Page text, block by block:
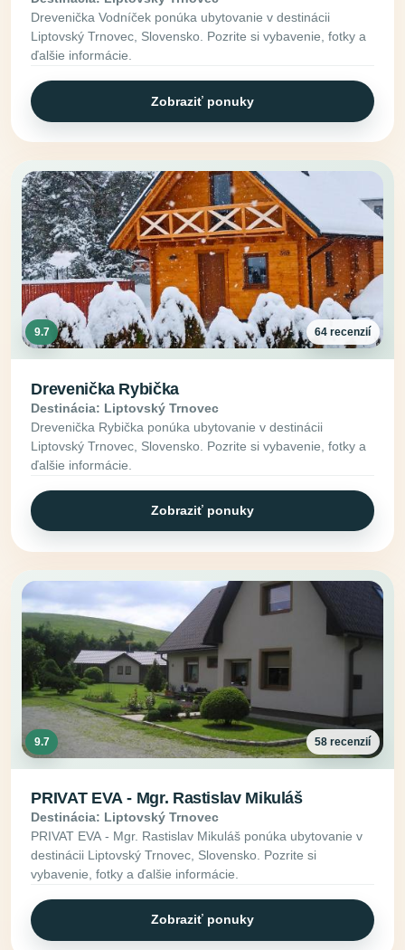
Drevenička Vodníček ponúka ubytovanie v destinácii
Liptovský Trnovec, Slovensko. Pozrite si vybavenie, fotky a
ďalšie informácie.
Zobraziť ponuky
9.7 64 recenzií
Drevenička Rybička
Destinácia: Liptovský Trnovec
Drevenička Rybička ponúka ubytovanie v destinácii
Liptovský Trnovec, Slovensko. Pozrite si vybavenie, fotky a
ďalšie informácie.
Zobraziť ponuky
9.7 58 recenzií
PRIVAT EVA - Mgr. Rastislav Mikuláš
Destinácia: Liptovský Trnovec
PRIVAT EVA - Mgr. Rastislav Mikuláš ponúka ubytovanie v
destinácii Liptovský Trnovec, Slovensko. Pozrite si
vybavenie, fotky a ďalšie informácie.
Zobraziť ponuky